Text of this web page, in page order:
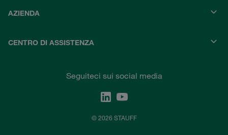
AZIENDA
CENTRO DI ASSISTENZA
Seguiteci sui social media
© 2026 STAUFF